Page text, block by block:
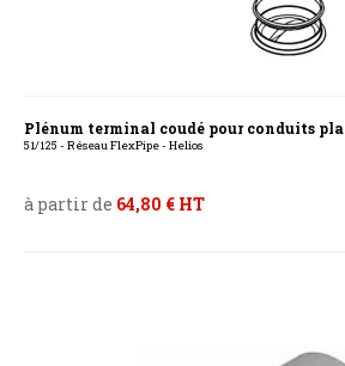
Plénum terminal coudé pour conduits
51/125 - Réseau FlexPipe - Helios
à partir de 64,80 € HT